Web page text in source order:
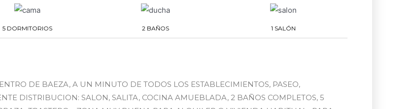
5 DORMITORIOS 2 BAÑOS 1 SALÓN
DE BAEZA, A UN MINUTO DE TODOS LOS ESTABLECIMIENTOS, PASEO,
DISTRIBUCION: SALON, SALITA, COCINA AMUEBLADA, 2 BAÑOS COMPLETOS, 5